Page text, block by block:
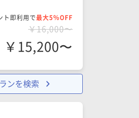
ト即利用で最大5％OFF
￥16,000〜
￥15,200〜
ンを検索